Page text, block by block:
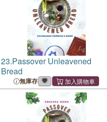
23.Passover Unleavened
Bread
無庫存